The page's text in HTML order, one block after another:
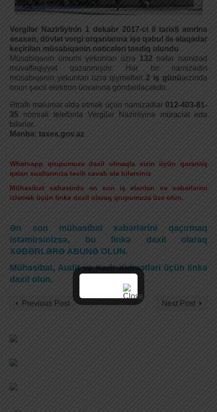
Vergilər Nazirliyinin 1 dekabr 2017-ci il tarixli əmrinə
əsasən, dövlət vergi orqanlarına işə qəbul ilə əlaqədar
keçirilən müsabiqənin nəticələri təsdiq olundu
Müsabiqənin ümumi yekunları üzrə 132 nəfər namizəd
müvəffəqiyyət qazanmışdır. Hər bir namizədin
müsabiqənin yekunları üzrə qiymətləri 2 iş günüərzində
onun şəxsi elektron ünvanına göndəriləcəkdir.
Ətraflı məlumat əldə etmək üçün namizədlər 012-403-81-
35 nömrəli telefonla Vergilər Nazirliyinə müraciət edə
bilərlər.
Mənbə: taxes.gov.az
Whatsapp qrupumuza daxil olmaqla sizin üçün qaranlıq
qalan suallarınıza təcili cavab ala bilərsiniz
Mühasibat sahəsində ən son iş elanları və xəbərlərini
izləmək üçün linkə daxil olaraq qrupumuza üzv olun.
Ən son mühasibat xəbərlərini qaçırmaq
istəmirsinizsə, bu linkə daxil olaraq
XƏBƏRLƏRƏ ABUNƏ OLUN.
Mühasibat, Audit və Kadr Xidmətləri üçün linkə
daxil olun.
Previous Post Next Post